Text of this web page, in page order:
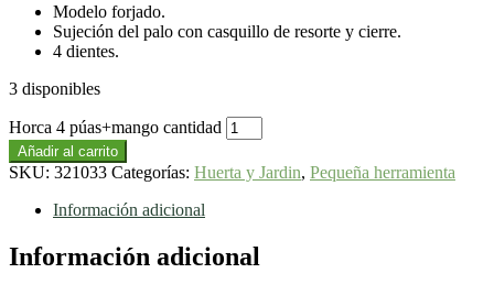
Modelo forjado.
Sujeción del palo con casquillo de resorte y cierre.
4 dientes.
3 disponibles
Horca 4 púas+mango cantidad
Añadir al carrito
SKU: 321033 Categorías: Huerta y Jardin, Pequeña herramienta
Información adicional
Información adicional